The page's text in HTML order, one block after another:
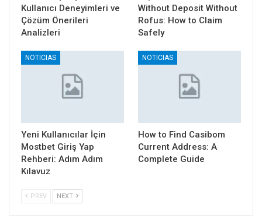
Kullanıcı Deneyimleri ve
Çözüm Önerileri
Analizleri
Without Deposit Without
Rofus: How to Claim
Safely
NOTICIAS
Yeni Kullanıcılar İçin
Mostbet Giriş Yap
Rehberi: Adım Adım
Kılavuz
NOTICIAS
How to Find Casibom
Current Address: A
Complete Guide
PREV NEXT